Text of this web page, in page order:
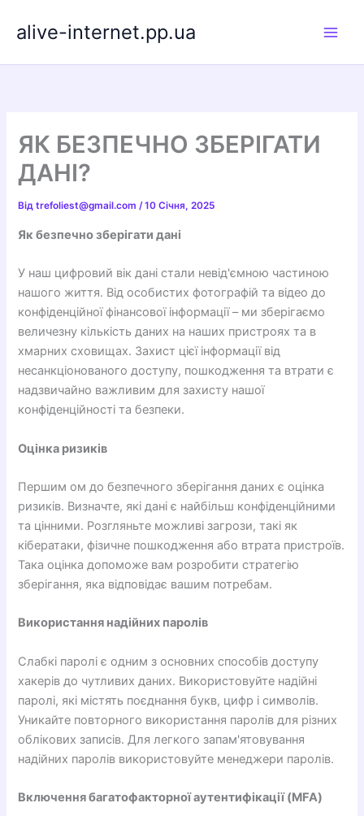
alive-internet.pp.ua
ЯК БЕЗПЕЧНО ЗБЕРІГАТИ
ДАНІ?
Відtrefoliest@gmail.com/10 Січня, 2025
Як безпечно зберігати дані
У наш цифровий вік дані стали невід'ємною частиною
нашого життя. Від особистих фотографій та відео до
конфіденційної фінансової інформації – ми зберігаємо
величезну кількість даних на наших пристроях та в
хмарних сховищах. Захист цієї інформації від
несанкціонованого доступу, пошкодження та втрати є
надзвичайно важливим для захисту нашої
конфіденційності та безпеки.
Оцінка ризиків
Першим ом до безпечного зберігання даних є оцінка
ризиків. Визначте, які дані є найбільш конфіденційними
та цінними. Розгляньте можливі загрози, такі як
кібератаки, фізичне пошкодження або втрата пристроїв.
Така оцінка допоможе вам розробити стратегію
зберігання, яка відповідає вашим потребам.
Використання надійних паролів
Слабкі паролі є одним з основних способів доступу
хакерів до чутливих даних. Використовуйте надійні
паролі, які містять поєднання букв, цифр і символів.
Уникайте повторного використання паролів для різних
облікових записів. Для легкого запам'ятовування
надійних паролів використовуйте менеджери паролів.
Включення багатофакторної аутентифікації (MFA)